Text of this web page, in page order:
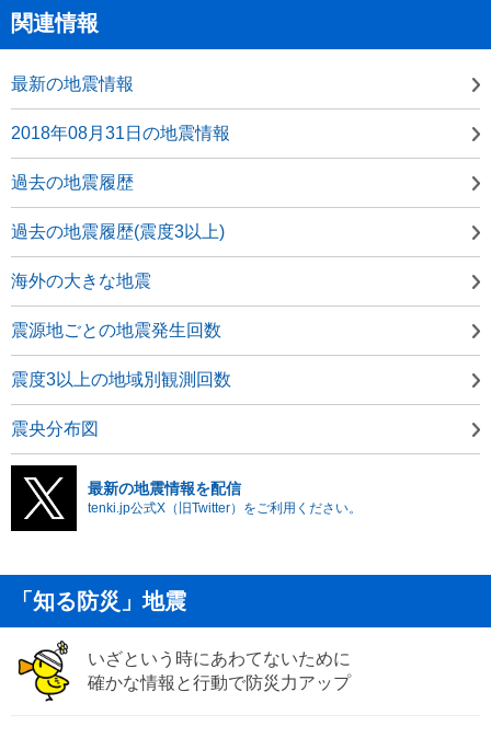
関連情報
最新の地震情報
2018年08月31日の地震情報
過去の地震履歴
過去の地震履歴(震度3以上)
海外の大きな地震
震源地ごとの地震発生回数
震度3以上の地域別観測回数
震央分布図
最新の地震情報を配信
tenki.jp公式X（旧Twitter）をご利用ください。
「知る防災」地震
いざという時にあわてないために
確かな情報と行動で防災力アップ